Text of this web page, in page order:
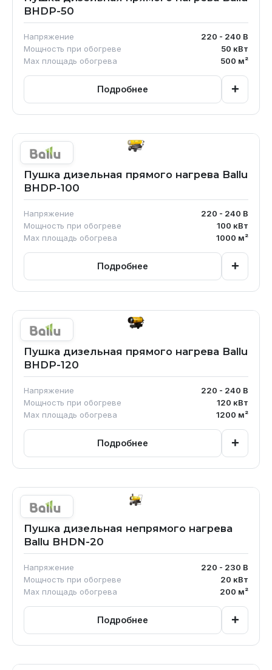
BHDP-50
Напряжение 220 - 240 В
Мощность при обогреве
50 кВт
Max площадь обогрева
500 м²
Подробнее +
Пушка дизельная прямого нагрева Ballu
BHDP-100
Напряжение 220 - 240 В
Мощность при обогреве
100 кВт
Max площадь обогрева
1000 м²
Подробнее +
Пушка дизельная прямого нагрева Ballu
BHDP-120
Напряжение 220 - 240 В
Мощность при обогреве
120 кВт
Max площадь обогрева
1200 м²
Подробнее +
Пушка дизельная непрямого нагрева
Ballu BHDN-20
Напряжение 220 - 230 В
Мощность при обогреве
20 кВт
Max площадь обогрева
200 м²
Подробнее +